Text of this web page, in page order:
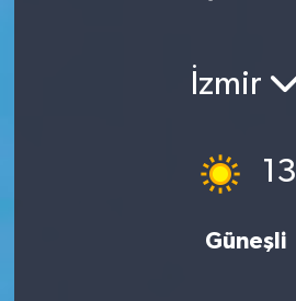
İzmir
13
Güneşli